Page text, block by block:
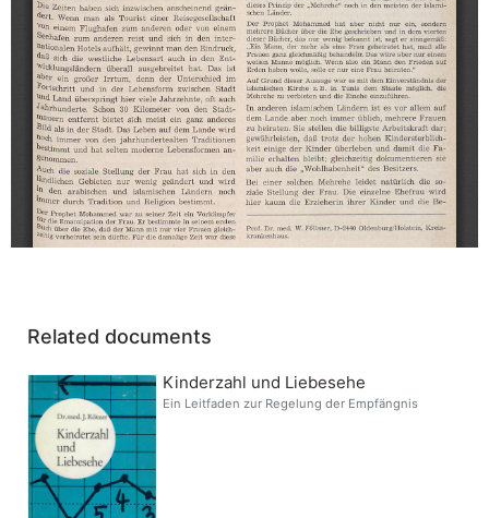
Related documents
Kinderzahl und Liebesehe
Ein Leitfaden zur Regelung der Empfängnis